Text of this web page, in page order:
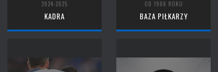
2024-2025
KADRA
OD 1908 ROKU
BAZA PIŁKARZY